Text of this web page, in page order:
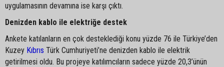
uygulamasının devamına ise karşı çıktı.
Denizden kablo ile elektriğe destek
Ankete katılanların en çok desteklediği konu yüzde 76 ile Türkiye’den
Kuzey Kıbrıs Türk Cumhuriyeti’ne denizden kablo ile elektrik
getirilmesi oldu. Bu projeye katılımcıların sadece yüzde 20,3’ünün